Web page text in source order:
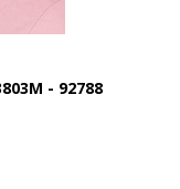
- 92788